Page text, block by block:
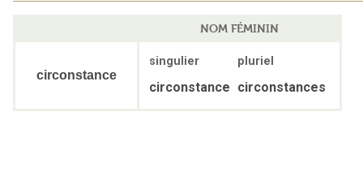
NOM FÉMININ
circonstance
singulier pluriel
circonstance circonstances